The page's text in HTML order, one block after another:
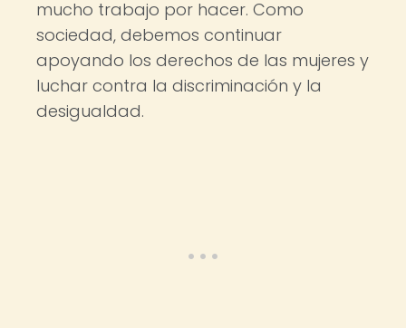
mucho trabajo por hacer. Como
sociedad, debemos continuar
apoyando los derechos de las mujeres y
luchar contra la discriminación y la
desigualdad.